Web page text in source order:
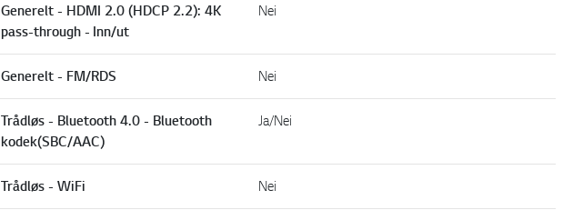
Generelt - HDMI 2.0 (HDCP 2.2): 4K
pass-through - Inn/ut
Nei
Generelt - FM/RDS Nei
Trådløs - Bluetooth 4.0 - Bluetooth
kodek(SBC/AAC)
Ja/Nei
Trådløs - WiFi Nei